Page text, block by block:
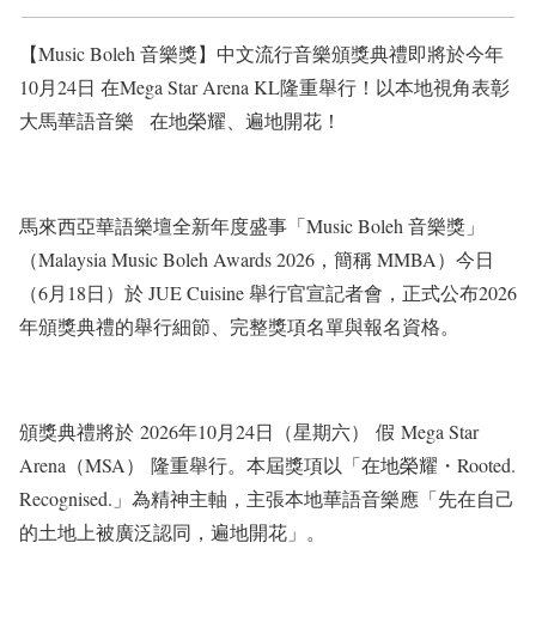
【Music Boleh 音樂獎】中文流行音樂頒獎典禮即將於今年
10月24日 在Mega Star Arena KL隆重舉行！以本地視角表彰
大馬華語音樂 在地榮耀、遍地開花！
馬來西亞華語樂壇全新年度盛事「Music Boleh 音樂獎」
（Malaysia Music Boleh Awards 2026，簡稱 MMBA）今日
（6月18日）於 JUE Cuisine 舉行官宣記者會，正式公布2026
年頒獎典禮的舉行細節、完整獎項名單與報名資格。
頒獎典禮將於 2026年10月24日（星期六） 假 Mega Star
Arena（MSA） 隆重舉行。本屆獎項以「在地榮耀・Rooted.
Recognised.」為精神主軸，主張本地華語音樂應「先在自己
的土地上被廣泛認同，遍地開花」。